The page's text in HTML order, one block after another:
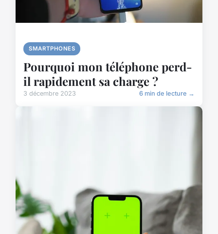
SMARTPHONES
Pourquoi mon téléphone perd-
il rapidement sa charge ?
3 décembre 2023 6 min de lecture →